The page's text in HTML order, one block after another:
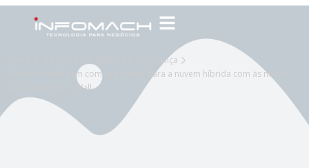
Segurança
Empresas avançam com segurança para a nuvem híbrida com às novas
tecnologias SonicWall